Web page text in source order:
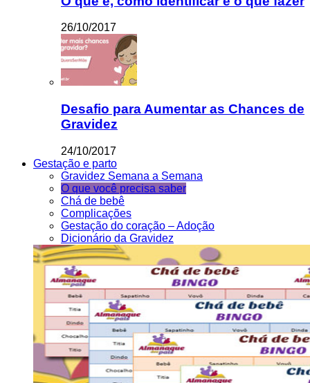
26/10/2017
Desafio para Aumentar as Chances de
Gravidez
24/10/2017
Gestação e parto
Gravidez Semana a Semana
O que você precisa saber
Chá de bebê
Complicações
Gestação do coração – Adoção
Dicionário da Gravidez